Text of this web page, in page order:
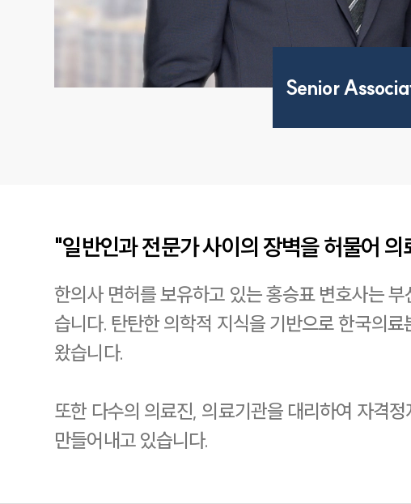
Senior
"일반인과 전문가 사이의 장벽을 허물어
한의사 면허를 보유하고 있는 홍승표 변호사는
습니다. 탄탄한 의학적 지식을 기반으로 한국의
왔습니다.
또한 다수의 의료진, 의료기관을 대리하여 자격
만들어내고 있습니다.